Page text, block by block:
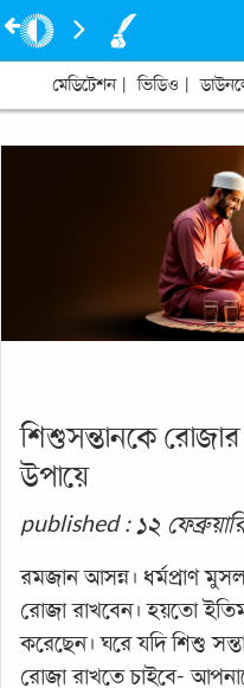
মেডিটেশন ভিডিও
শিশুসন্তানকে রোজার
উপায়ে
published : ১২
রমজান আসন্ন। ধর্মপ্রাণ
রোজা রাখবেন। হয়তো
করেছেন। ঘরে যদি শিশু
রোজা রাখতে চাইবে-